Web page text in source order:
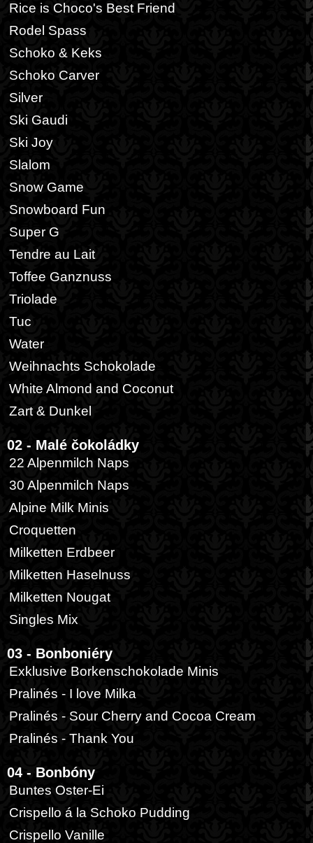
Rice is Choco's Best Friend
Rodel Spass
Schoko & Keks
Schoko Carver
Silver
Ski Gaudi
Ski Joy
Slalom
Snow Game
Snowboard Fun
Super G
Tendre au Lait
Toffee Ganznuss
Triolade
Tuc
Water
Weihnachts Schokolade
White Almond and Coconut
Zart & Dunkel
02 - Malé čokoládky
22 Alpenmilch Naps
30 Alpenmilch Naps
Alpine Milk Minis
Croquetten
Milketten Erdbeer
Milketten Haselnuss
Milketten Nougat
Singles Mix
03 - Bonboniéry
Exklusive Borkenschokolade Minis
Pralinés - I love Milka
Pralinés - Sour Cherry and Cocoa Cream
Pralinés - Thank You
04 - Bonbóny
Buntes Oster-Ei
Crispello á la Schoko Pudding
Crispello Vanille